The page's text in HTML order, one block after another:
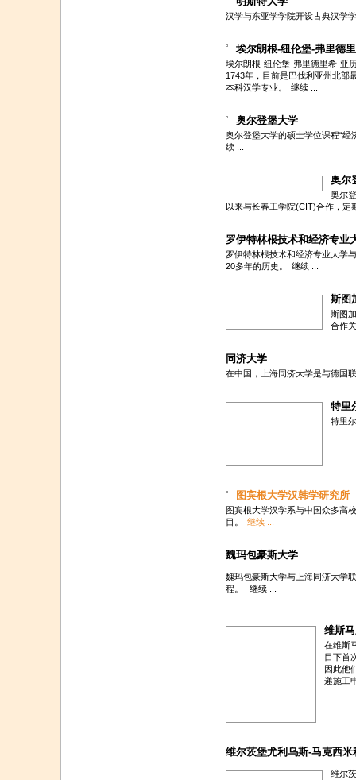
汉学与东亚学学院开设古典汉学
埃尔朗根-纽伦堡-弗里德
埃尔朗根-纽伦堡-弗里德里希-亚
1743年，目前是巴伐利亚州北部
本科汉学专业。
继续 ...
奥尔登堡大学
奥尔登堡大学的硕士学位课程“经
续 ...
奥尔
奥尔
以来与长春工学院(CIT)合作，定
罗伊特林根技术和经济专业
罗伊特林根技术和经济专业大学
20多年的历史。
继续 ...
斯图
斯图
合作
同济大学
在中国，上海同济大学是与德国
特里
特里
图宾根大学汉韩学研究所
图宾根大学汉学系与中国众多高
目。
继续 ...
魏玛包豪斯大学
魏玛包豪斯大学与上海同济大学
程。
继续 ...
维斯
在维斯
目下首
因此他
递施工
维尔茨堡尤利乌斯-马克西米
维尔